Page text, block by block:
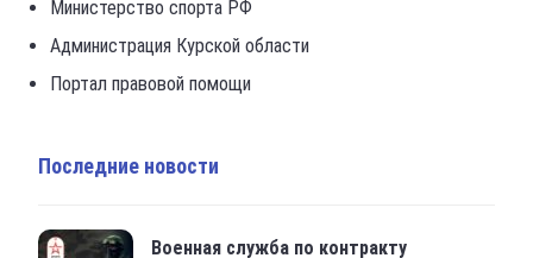
Министерство спорта РФ
Администрация Курской области
Портал правовой помощи
Последние новости
Военная служба по контракту